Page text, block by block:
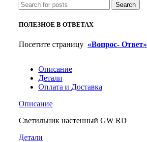
Search
ПОЛЕЗНОЕ В ОТВЕТАХ
Посетите страницу «Вопрос- Ответ»
Описание
Детали
Оплата и Доставка
Описание
Светильник настенный GW RD
Детали